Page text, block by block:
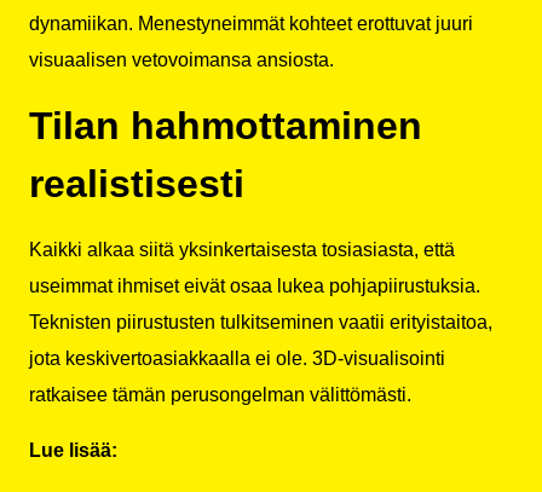
dynamiikan. Menestyneimmät kohteet erottuvat juuri
visuaalisen vetovoimansa ansiosta.
Tilan hahmottaminen
realistisesti
Kaikki alkaa siitä yksinkertaisesta tosiasiasta, että
useimmat ihmiset eivät osaa lukea pohjapiirustuksia.
Teknisten piirustusten tulkitseminen vaatii erityistaitoa,
jota keskivertoasiakkaalla ei ole. 3D-visualisointi
ratkaisee tämän perusongelman välittömästi.
Lue lisää: